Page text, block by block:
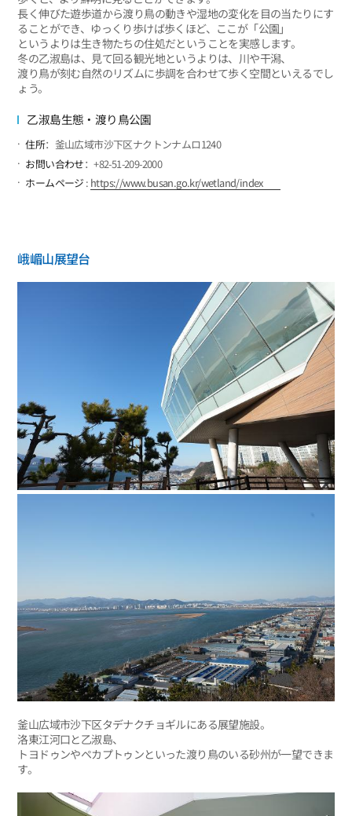
長く伸びた遊歩道から渡り鳥の動きや湿地の変化を目の当たりにす
ることができ、ゆっくり歩けば歩くほど、ここが「公園」
というよりは生き物たちの住処だということを実感します。
冬の乙淑島は、見て回る観光地というよりは、川や干潟、
渡り鳥が刻む自然のリズムに歩調を合わせて歩く空間といえるでし
ょう。
乙淑島生態・渡り鳥公園
住所：釜山広域市沙下区ナクトンナムロ1240
お問い合わせ：+82-51-209-2000
ホームページ : https://www.busan.go.kr/wetland/index
峨嵋山展望台
釜山広域市沙下区タデナクチョギルにある展望施設。
洛東江河口と乙淑島、
トヨドゥンやペカプトゥンといった渡り鳥のいる砂州が一望できま
す。